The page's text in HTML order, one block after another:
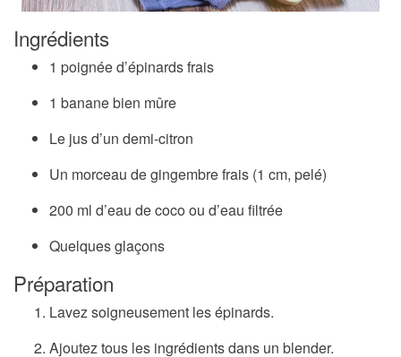
Ingrédients
1 poignée d’épinards frais
1 banane bien mûre
Le jus d’un demi-citron
Un morceau de gingembre frais (1 cm, pelé)
200 ml d’eau de coco ou d’eau filtrée
Quelques glaçons
Préparation
Lavez soigneusement les épinards.
Ajoutez tous les ingrédients dans un blender.